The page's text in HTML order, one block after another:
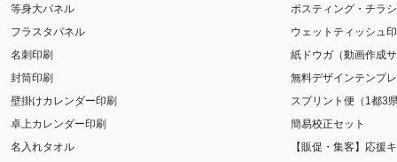
等身大パネル
フラスタパネル
名刺印刷
封筒印刷
壁掛けカレンダー印刷
卓上カレンダー印刷
名入れタオル
ポスティング・チラ
ウェットティッシュ
紙ドウガ（動画作成
無料デザインテンプ
スプリント便（1都3
簡易校正セット
【販促・集客】応援